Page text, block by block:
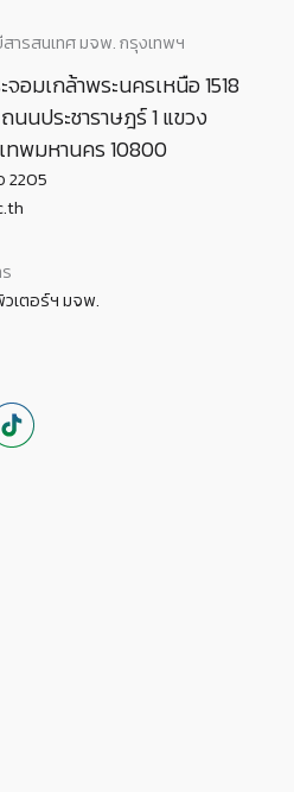
ารสนเทศ มจพ. กรุงเทพฯ
อมเกล้าพระนครเหนือ 1518
นนประชาราษฎร์ 1 แขวง
ทพมหานคร 10800
2205
เตอร์ฯ มจพ.